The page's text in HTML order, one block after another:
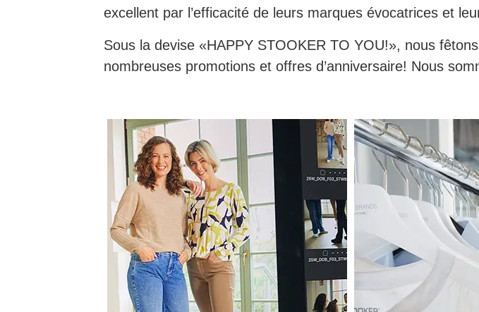
excellent par l’efficacité de leurs marques évocatrices et
Sous la devise «HAPPY STOOKER TO YOU!», nous
nombreuses promotions et offres d’anniversaire! Nous